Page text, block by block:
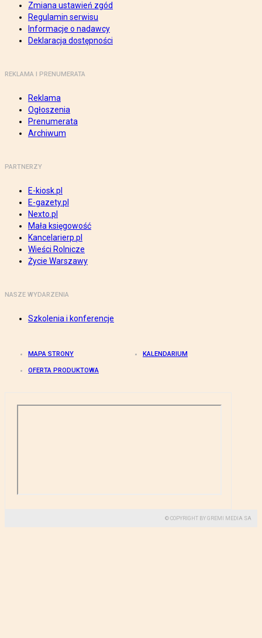
Zmiana ustawień zgód
Regulamin serwisu
Informacje o nadawcy
Deklaracja dostępności
REKLAMA I PRENUMERATA
Reklama
Ogłoszenia
Prenumerata
Archiwum
PARTNERZY
E-kiosk.pl
E-gazety.pl
Nexto.pl
Mała księgowość
Kancelarierp.pl
Wieści Rolnicze
Życie Warszawy
NASZE WYDARZENIA
Szkolenia i konferencje
MAPA STRONY KALENDARIUM
OFERTA PRODUKTOWA
© COPYRIGHT BY GREMI MEDIA SA